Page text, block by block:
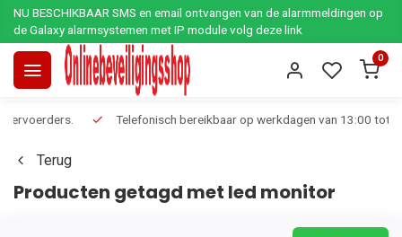
NU BESCHIKBAAR SMS en email ontvangen van de alarmmeldingen op
de Galaxy alarmsystemen met IP module volg deze link
0
Telefonisch bereikbaar op werkdagen van 13:00 tot 17:00
Terug
Producten getagd met led monitor